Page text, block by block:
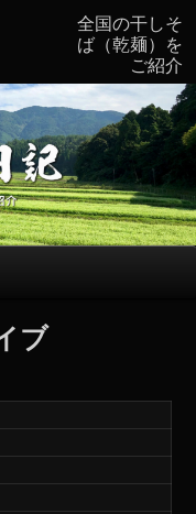
全国の干しそ
ば（乾麺）を
ご紹介
ブ